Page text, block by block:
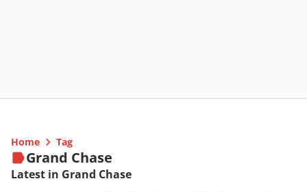
Home Tag
Grand Chase
Latest in Grand Chase